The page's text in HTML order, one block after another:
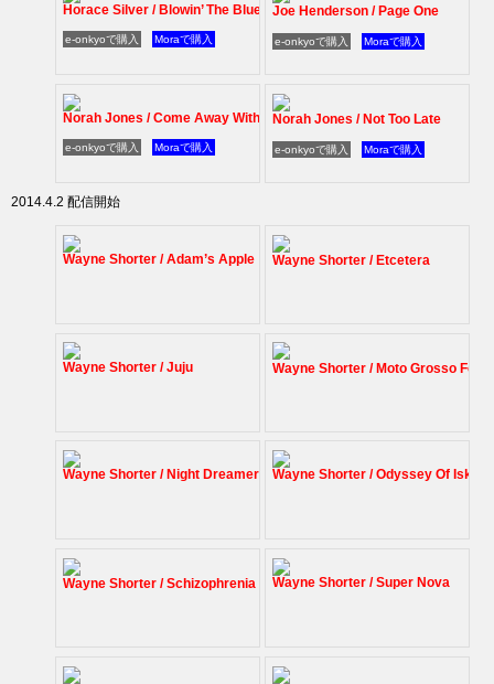
Horace Silver / Blowin’ The Blues Away
e-onkyoで購入 Moraで購入
Joe Henderson / Page One
e-onkyoで購入 Moraで購入
Norah Jones / Come Away With Me
e-onkyoで購入 Moraで購入
Norah Jones / Not Too Late
e-onkyoで購入 Moraで購入
2014.4.2 配信開始
Wayne Shorter / Adam’s Apple Wayne Shorter / Etcetera
Wayne Shorter / Juju Wayne Shorter / Moto Grosso Feio
Wayne Shorter / Night Dreamer Wayne Shorter / Odyssey Of Iska
Wayne Shorter / Schizophrenia Wayne Shorter / Super Nova